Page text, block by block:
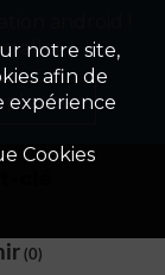
clé
(0)
notre site,
afin de
expérience
Cookies